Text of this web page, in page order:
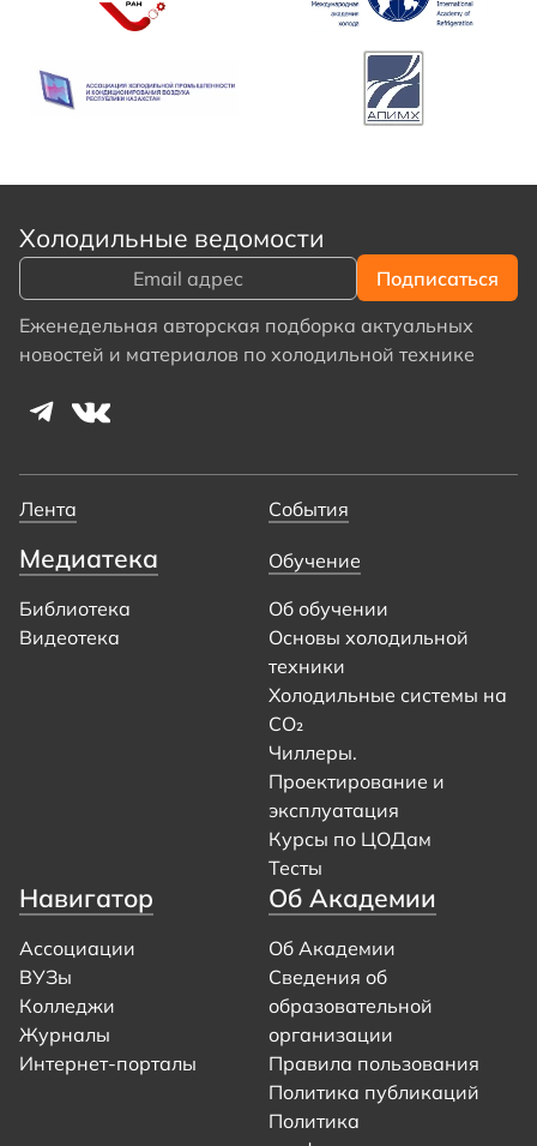
Холодильные ведомости
Еженедельная авторская подборка актуальных
новостей и материалов по холодильной технике
Лента События
Медиатека
Библиотека
Видеотека
Обучение
Об обучении
Основы холодильной
техники
Холодильные системы на
CO₂
Чиллеры.
Проектирование и
эксплуатация
Курсы по ЦОДам
Тесты
Навигатор
Ассоциации
ВУЗы
Колледжи
Журналы
Интернет-порталы
Об Академии
Об Академии
Сведения об
образовательной
организации
Правила пользования
Политика публикаций
Политика